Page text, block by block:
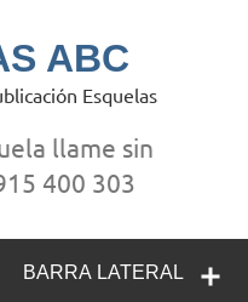
ABC
Esquelas
llame sin
400 303
BARRA LATERAL